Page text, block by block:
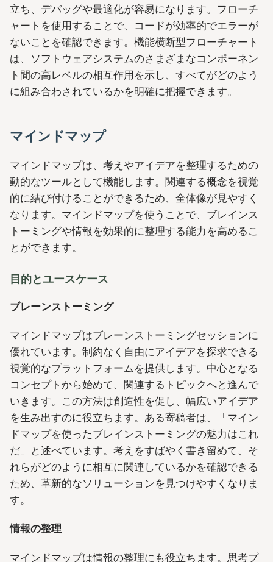
立ち、デバッグや最適化が容易になります。フローチ
ャートを使用することで、コードが効率的でエラーが
ないことを確認できます。機能横断型フローチャート
は、ソフトウェアシステムのさまざまなコンポーネン
ト間の高レベルの相互作用を示し、すべてがどのよう
に組み合わされているかを明確に把握できます。
マインドマップ
マインドマップは、考えやアイデアを整理するための
動的なツールとして機能します。関連する概念を視覚
的に結び付けることができるため、全体像が見やすく
なります。マインドマップを使うことで、ブレインス
トーミングや情報を効果的に整理する能力を高めるこ
とができます。
目的とユースケース
ブレーンストーミング
マインドマップはブレーンストーミングセッションに
優れています。制約なく自由にアイデアを探求できる
視覚的なプラットフォームを提供します。中心となる
コンセプトから始めて、関連するトピックへと進んで
いきます。この方法は創造性を促し、幅広いアイデア
を生み出すのに役立ちます。ある寄稿者は、「マイン
ドマップを使ったブレインストーミングの魅力はこれ
だ」と述べています。考えをすばやく書き留めて、そ
れらがどのように相互に関連しているかを確認できる
ため、革新的なソリューションを見つけやすくなりま
す。
情報の整理
マインドマップは情報の整理にも役立ちます。思考プ